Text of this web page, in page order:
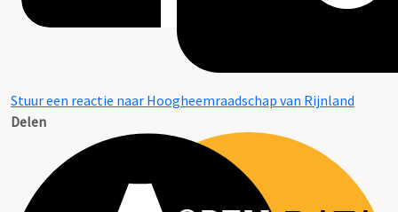
Stuur een reactie naar Hoogheemraadschap van Rijnland
Delen